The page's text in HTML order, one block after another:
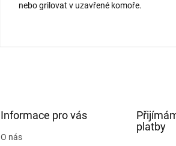
nebo grilovat v uzavřené komoře.
Informace pro vás
O nás
platby